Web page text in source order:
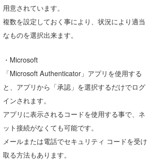
用意されています。
複数を設定しておく事により、状況により適当
なものを選択出来ます。
・Microsoft
「Microsoft Authenticator」アプリを使用する
と、アプリから「承認」を選択するだけでログ
インされます。
アプリに表示されるコードを使用する事で、ネ
ット接続がなくても可能です。
メールまたは電話でセキュリティ コードを受け
取る方法もあります。
OYZ
S.K
VAGY
waka☆=
YUKI☆
たっちー
ハンマー